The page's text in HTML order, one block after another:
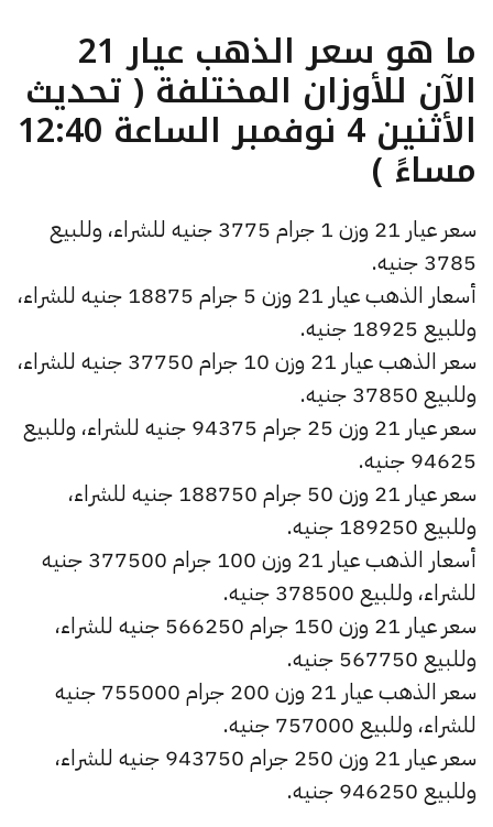
ما هو سعر الذهب عيار 21
الآن للأوزان المختلفة ( تحديث
الأثنين 4 نوفمبر الساعة 12:40
مساءً )
سعر عيار 21 وزن 1 جرام 3775 جنيه للشراء، وللبيع
3785 جنيه.
أسعار الذهب عيار 21 وزن 5 جرام 18875 جنيه للشراء،
وللبيع 18925 جنيه.
سعر الذهب عيار 21 وزن 10 جرام 37750 جنيه للشراء،
وللبيع 37850 جنيه.
سعر عيار 21 وزن 25 جرام 94375 جنيه للشراء، وللبيع
94625 جنيه.
سعر عيار 21 وزن 50 جرام 188750 جنيه للشراء،
وللبيع 189250 جنيه.
أسعار الذهب عيار 21 وزن 100 جرام 377500 جنيه
للشراء، وللبيع 378500 جنيه.
سعر عيار 21 وزن 150 جرام 566250 جنيه للشراء،
وللبيع 567750 جنيه.
سعر الذهب عيار 21 وزن 200 جرام 755000 جنيه
للشراء، وللبيع 757000 جنيه.
سعر عيار 21 وزن 250 جرام 943750 جنيه للشراء،
وللبيع 946250 جنيه.